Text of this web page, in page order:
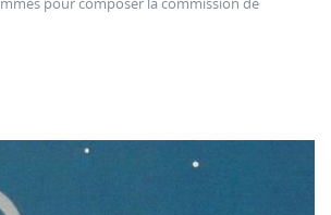
pour composer la commission de